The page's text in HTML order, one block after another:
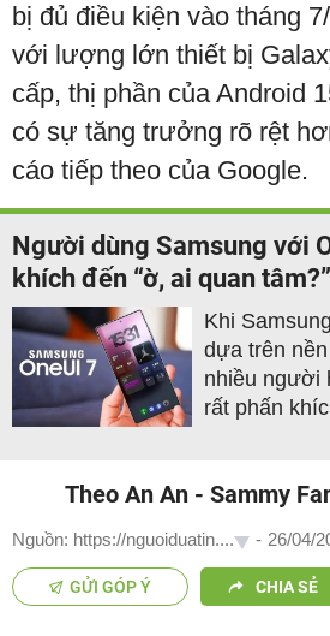
bị đủ điều kiện vào tháng
với lượng lớn thiết bị
cấp, thị phần của Android
có sự tăng trưởng rõ rệt
cáo tiếp theo của Google.
Người dùng Samsung với
khích đến “ờ, ai quan tâm?”
Khi
dựa trên
nhiều người
rất phấn
Theo An An - Sammy
Nguồn: https://nguoiduatin.... - 26/04/
GỬI GÓP Ý CHIA SẺ